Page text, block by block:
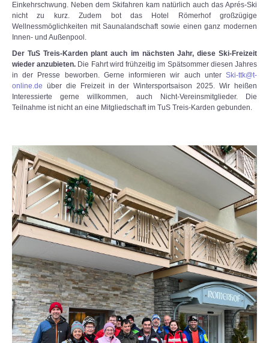
Einkehrschwung. Neben dem Skifahren kam natürlich auch das Aprés-Ski
nicht zu kurz. Zudem bot das Hotel Römerhof großzügige
Wellnessmöglichkeiten mit Saunalandschaft sowie einen ganz modernen
Innen- und Außenpool.
Der TuS Treis-Karden plant auch im nächsten Jahr, diese Ski-Freizeit
wieder anzubieten. Die Fahrt wird frühzeitig im Spätsommer diesen Jahres
in der Presse beworben. Gerne informieren wir auch unter Ski-ttk@t-
online.de über die Freizeit in der Wintersportsaison 2025. Wir heißen
Interessierte gerne willkommen, auch Nicht-Vereinsmitglieder. Die
Teilnahme ist nicht an eine Mitgliedschaft im TuS Treis-Karden gebunden.